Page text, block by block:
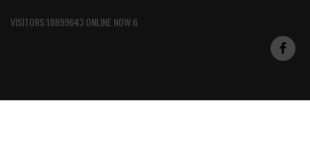
VISITORS:18899643 ONLINE NOW:6